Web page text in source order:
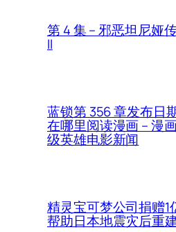
第 4 集 – 邪恶坦尼娅
II
蓝锁第 356 章发布日
在哪里阅读漫画 – 漫
级英雄电影新闻
精灵宝可梦公司捐赠1
帮助日本地震灾后重